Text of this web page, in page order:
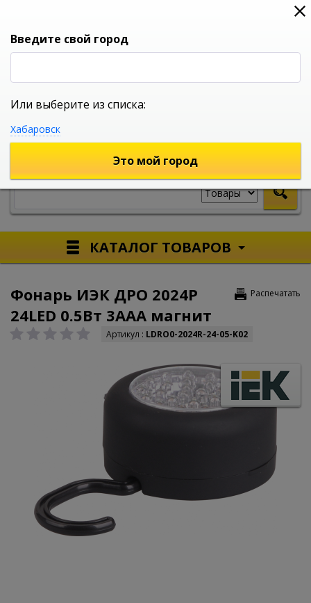
0
УНИВЕРСАЛЬНЫЙ ИНТЕРНЕТ МАГАЗИН
КАТАЛОГ ТОВАРОВ
Распечатать
Фонарь ИЭК ДРО 2024Р
24LED 0.5Вт 3AAA магнит
Артикул : LDRO0-2024R-24-05-K02
Введите свой город
Или выберите из списка:
Хабаровск
Это мой город